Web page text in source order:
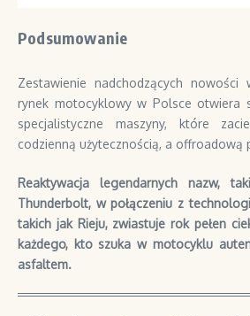
Podsumowanie
Zestawienie nadchodzących nowości
rynek motocyklowy w Polsce otwiera
specjalistyczne maszyny, które
codzienną użytecznością, a offroadową
Reaktywacja legendarnych nazw,
Thunderbolt, w połączeniu z
takich jak Rieju, zwiastuje rok pełen
każdego, kto szuka w motocyklu
asfaltem.